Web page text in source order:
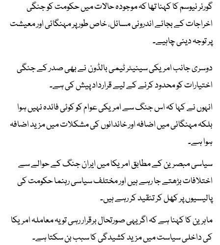
گورنر نیوسم کا کہنا تھا کہ موجودہ حالات میں حکومت کو جنگی
اخراجات کے بجائے اندرونی مسائل، خاص طور پر مہنگائی اور معیشت
پر توجہ دینی چاہیے۔
دوسری جانب امریکی سینیٹر ٹیمی بالڈون نے بھی صدر کے جنگی
اختیارات کو محدود کرنے کے لیے قرارداد پیش کی ہے۔
انہوں نے کہا کہ اس جنگ سے امریکی عوام کو کوئی فائدہ نہیں ہوا
بلکہ مہنگائی میں اضافہ اور خاندانوں کی مشکلات میں مزید اضافہ
ہوا ہے۔
سیاسی مبصرین کے مطابق امریکا میں ایران جنگ کے حوالے سے
اختلافات بڑھتے جا رہے ہیں اور مختلف سیاسی رہنما حکومت کی
پالیسیوں پر کھل کر تنقید کر رہے ہیں۔
ماہرین کا کہنا ہے کہ اگر یہی صورتحال برقرار رہی تو یہ معاملہ امریکا
کی داخلی سیاست میں مزید کشیدگی کا سبب بن سکتا ہے۔